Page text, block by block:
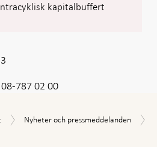
kapitalbuffert
787 02 00
Nyheter
Nyheter och pressmeddelanden